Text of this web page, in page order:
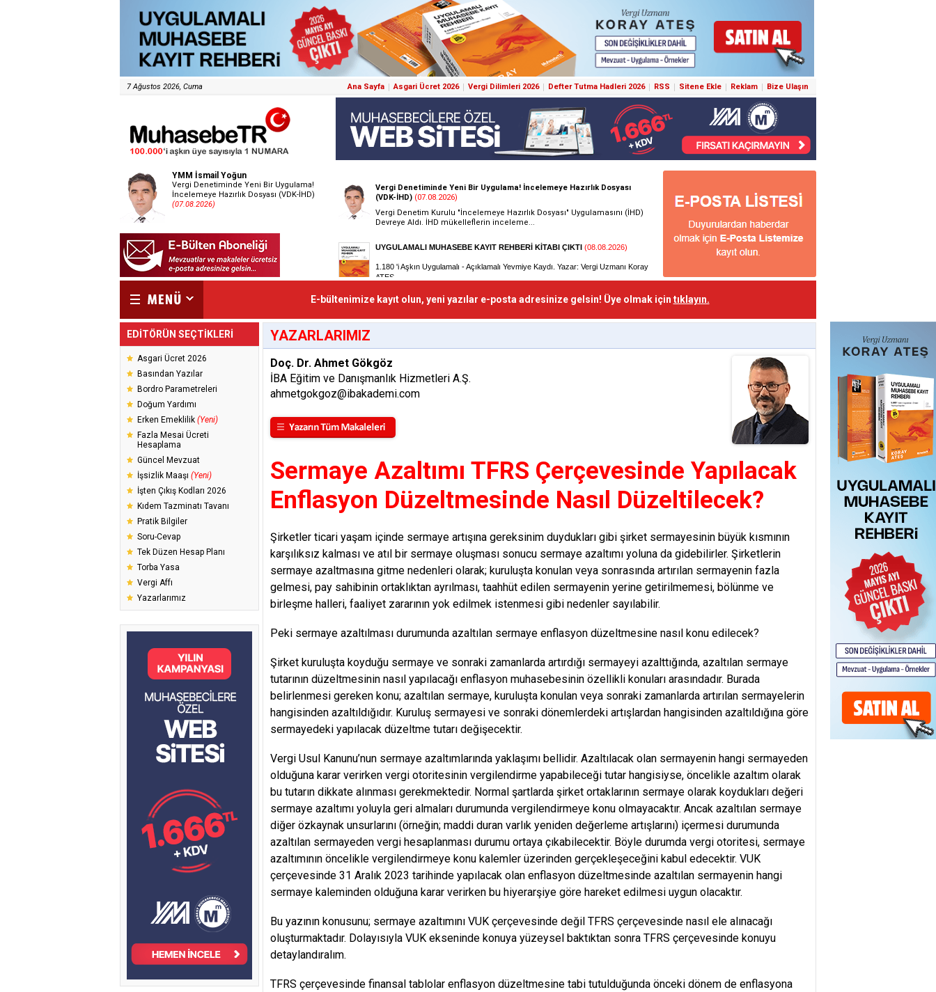
7 Ağustos 2026, Cuma Ana Sayfa Asgari Ücret 2026 Vergi Dilimleri 2026 Defter Tutma Hadleri 2026 RSS Sitene Ekle Reklam Bize Ulaşın
YMM İsmail Yoğun
Vergi Denetiminde Yeni Bir Uygulama!
İncelemeye Hazırlık Dosyası (VDK-İHD)
(07.08.2026)
E-bültenimize kayıt olun, yeni yazılar e-posta adresinize gelsin! Üye olmak için tıklayın.
EDİTÖRÜN SEÇTİKLERİ
Asgari Ücret 2026
Basından Yazılar
Bordro Parametreleri
Doğum Yardımı
Erken Emeklilik (Yeni)
Fazla Mesai Ücreti
Hesaplama
Güncel Mevzuat
İşsizlik Maaşı (Yeni)
İşten Çıkış Kodları 2026
Kıdem Tazminatı Tavanı
Pratik Bilgiler
Soru-Cevap
Tek Düzen Hesap Planı
Torba Yasa
Vergi Affı
Yazarlarımız
YAZARLARIMIZ
Doç. Dr. Ahmet Gökgöz
İBA Eğitim ve Danışmanlık Hizmetleri A.Ş.
ahmetgokgoz@ibakademi.com
Sermaye Azaltımı TFRS Çerçevesinde Yapılacak
Enflasyon Düzeltmesinde Nasıl Düzeltilecek?
Şirketler ticari yaşam içinde sermaye artışına gereksinim duydukları gibi şirket sermayesinin büyük kısmının
karşılıksız kalması ve atıl bir sermaye oluşması sonucu sermaye azaltımı yoluna da gidebilirler. Şirketlerin
sermaye azaltmasına gitme nedenleri olarak; kuruluşta konulan veya sonrasında artırılan sermayenin fazla
gelmesi, pay sahibinin ortaklıktan ayrılması, taahhüt edilen sermayenin yerine getirilmemesi, bölünme ve
birleşme halleri, faaliyet zararının yok edilmek istenmesi gibi nedenler sayılabilir.
Peki sermaye azaltılması durumunda azaltılan sermaye enflasyon düzeltmesine nasıl konu edilecek?
Şirket kuruluşta koyduğu sermaye ve sonraki zamanlarda artırdığı sermayeyi azalttığında, azaltılan sermaye
tutarının düzeltmesinin nasıl yapılacağı enflasyon muhasebesinin özellikli konuları arasındadır. Burada
belirlenmesi gereken konu; azaltılan sermaye, kuruluşta konulan veya sonraki zamanlarda artırılan sermayelerin
hangisinden azaltıldığıdır. Kuruluş sermayesi ve sonraki dönemlerdeki artışlardan hangisinden azaltıldığına göre
sermayedeki yapılacak düzeltme tutarı değişecektir.
Vergi Usul Kanunu’nun sermaye azaltımlarında yaklaşımı bellidir. Azaltılacak olan sermayenin hangi sermayeden
olduğuna karar verirken vergi otoritesinin vergilendirme yapabileceği tutar hangisiyse, öncelikle azaltım olarak
bu tutarın dikkate alınması gerekmektedir. Normal şartlarda şirket ortaklarının sermaye olarak koydukları değeri
sermaye azaltımı yoluyla geri almaları durumunda vergilendirmeye konu olmayacaktır. Ancak azaltılan sermaye
diğer özkaynak unsurlarını (örneğin; maddi duran varlık yeniden değerleme artışlarını) içermesi durumunda
azaltılan sermayeden vergi hesaplanması durumu ortaya çıkabilecektir. Böyle durumda vergi otoritesi, sermaye
azaltımının öncelikle vergilendirmeye konu kalemler üzerinden gerçekleşeceğini kabul edecektir. VUK
çerçevesinde 31 Aralık 2023 tarihinde yapılacak olan enflasyon düzeltmesinde azaltılan sermayenin hangi
sermaye kaleminden olduğuna karar verirken bu hiyerarşiye göre hareket edilmesi uygun olacaktır.
Bu yazının konusunu; sermaye azaltımını VUK çerçevesinde değil TFRS çerçevesinde nasıl ele alınacağı
oluşturmaktadır. Dolayısıyla VUK ekseninde konuya yüzeysel baktıktan sonra TFRS çerçevesinde konuyu
detaylandıralım.
TFRS çerçevesinde finansal tablolar enflasyon düzeltmesine tabi tutulduğunda önceki dönem de enflasyona